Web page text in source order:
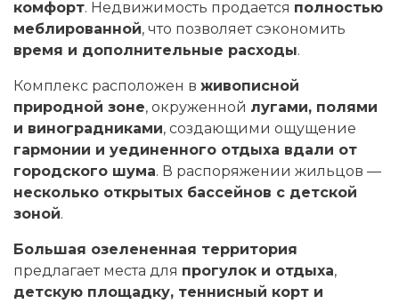
комфорт. Недвижимость продается полностью
меблированной, что позволяет сэкономить
время и дополнительные расходы.
Комплекс расположен в живописной
природной зоне, окруженной лугами, полями
и виноградниками, создающими ощущение
гармонии и уединенного отдыха вдали от
городского шума. В распоряжении жильцов —
несколько открытых бассейнов с детской
зоной.
Большая озелененная территория
предлагает места для прогулок и отдыха,
детскую площадку, теннисный корт и